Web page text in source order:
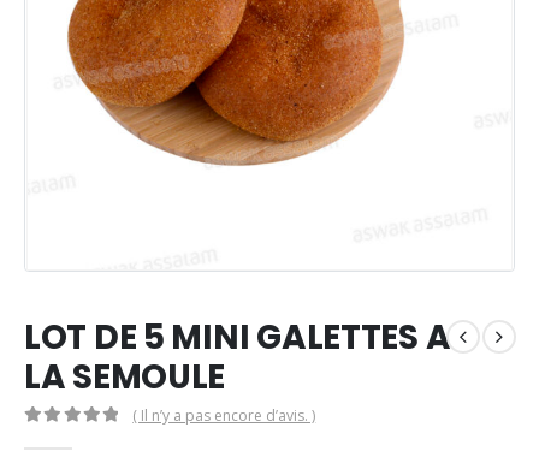
LOT DE 5 MINI GALETTES A
LA SEMOULE
( Il n’y a pas encore d’avis. )